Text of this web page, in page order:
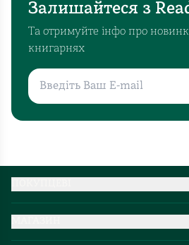
Залишайтеся з
Та отримуйте інфо про
книгарнях
Про нас
Партнерство